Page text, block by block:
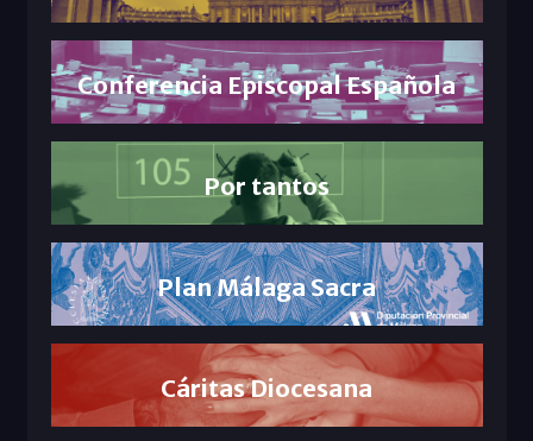
Conferencia Episcopal Española
Por tantos
Plan Málaga Sacra
Cáritas Diocesana